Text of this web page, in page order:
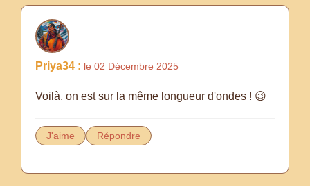
Priya34 : le 02 Décembre 2025
Voilà, on est sur la même longueur d'ondes ! 😉
J'aime Répondre